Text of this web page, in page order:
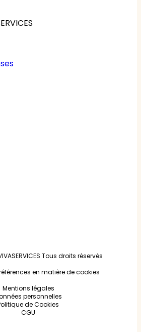
Tous droits réservés
en matière de cookies
Mentions légales
personnelles
de Cookies
CGU